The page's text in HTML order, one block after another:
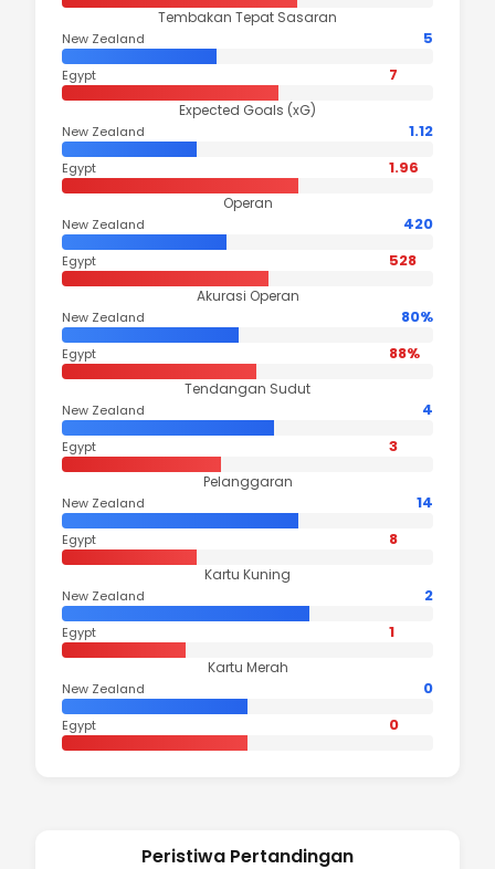
Tembakan Tepat Sasaran
New Zealand 5
Egypt 7
Expected Goals (xG)
New Zealand 1.12
Egypt 1.96
Operan
New Zealand 420
Egypt 528
Akurasi Operan
New Zealand 80%
Egypt 88%
Tendangan Sudut
New Zealand 4
Egypt 3
Pelanggaran
New Zealand 14
Egypt 8
Kartu Kuning
New Zealand 2
Egypt 1
Kartu Merah
New Zealand 0
Egypt 0
Peristiwa Pertandingan